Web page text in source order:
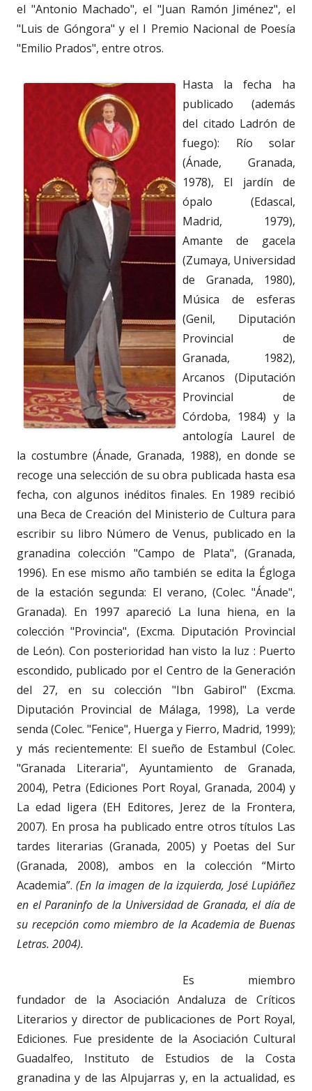
el "Antonio Machado", el "Juan Ramón Jiménez", el
"Luis de Góngora" y el I Premio Nacional de Poesía
"Emilio Prados", entre otros.
Hasta la fecha ha
publicado (además
del citado Ladrón de
fuego): Río solar
(Ánade, Granada,
1978), El jardín de
ópalo (Edascal,
Madrid, 1979),
Amante de gacela
(Zumaya, Universidad
de Granada, 1980),
Música de esferas
(Genil, Diputación
Provincial de
Granada, 1982),
Arcanos (Diputación
Provincial de
Córdoba, 1984) y la
antología Laurel de
la costumbre (Ánade, Granada, 1988), en donde se
recoge una selección de su obra publicada hasta esa
fecha, con algunos inéditos finales. En 1989 recibió
una Beca de Creación del Ministerio de Cultura para
escribir su libro Número de Venus, publicado en la
granadina colección "Campo de Plata", (Granada,
1996). En ese mismo año también se edita la Égloga
de la estación segunda: El verano, (Colec. "Ánade",
Granada). En 1997 apareció La luna hiena, en la
colección "Provincia", (Excma. Diputación Provincial
de León). Con posterioridad han visto la luz : Puerto
escondido, publicado por el Centro de la Generación
del 27, en su colección "Ibn Gabirol" (Excma.
Diputación Provincial de Málaga, 1998), La verde
senda (Colec. "Fenice", Huerga y Fierro, Madrid, 1999);
y más recientemente: El sueño de Estambul (Colec.
"Granada Literaria", Ayuntamiento de Granada,
2004), Petra (Ediciones Port Royal, Granada, 2004) y
La edad ligera (EH Editores, Jerez de la Frontera,
2007). En prosa ha publicado entre otros títulos Las
tardes literarias (Granada, 2005) y Poetas del Sur
(Granada, 2008), ambos en la colección “Mirto
Academia”. (En la imagen de la izquierda, José Lupiáñez
en el Paraninfo de la Universidad de Granada, el día de
su recepción como miembro de la Academia de Buenas
Letras. 2004).
Es miembro
fundador de la Asociación Andaluza de Críticos
Literarios y director de publicaciones de Port Royal,
Ediciones. Fue presidente de la Asociación Cultural
Guadalfeo, Instituto de Estudios de la Costa
granadina y de las Alpujarras y, en la actualidad, es